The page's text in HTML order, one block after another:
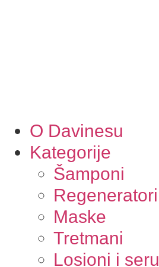
O Davinesu
Kategorije
Šamponi
Regeneratori
Maske
Tretmani
Losioni i